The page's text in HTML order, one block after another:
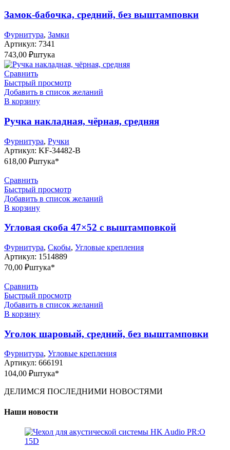
Замок-бабочка, средний, без выштамповки
Фурнитура, Замки
Артикул: 7341
743,00 ₽штука
Сравнить
Быстрый просмотр
Добавить в список желаний
В корзину
Ручка накладная, чёрная, средняя
Фурнитура, Ручки
Артикул: KF-34482-B
618,00 ₽штука*
Сравнить
Быстрый просмотр
Добавить в список желаний
В корзину
Угловая скоба 47×52 с выштамповкой
Фурнитура, Скобы, Угловые крепления
Артикул: 1514889
70,00 ₽штука*
Сравнить
Быстрый просмотр
Добавить в список желаний
В корзину
Уголок шаровый, средний, без выштамповки
Фурнитура, Угловые крепления
Артикул: 666191
104,00 ₽штука*
ДЕЛИМСЯ ПОСЛЕДНИМИ НОВОСТЯМИ
Наши новости